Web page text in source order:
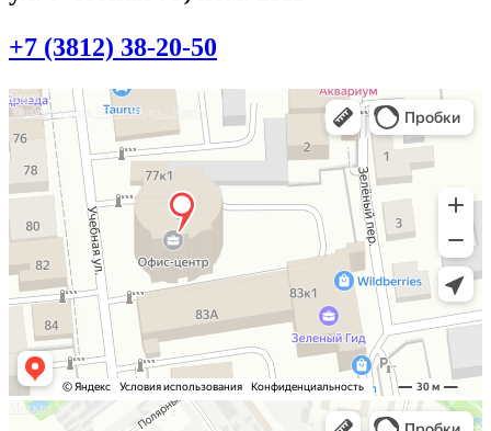
+7 (3812) 38-20-50
Омск
Учебная улица, 86 — Яндекс.Карты
Москва